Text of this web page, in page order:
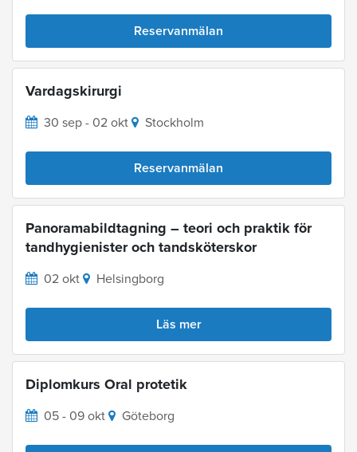
Reservanmälan
Vardagskirurgi
30 sep - 02 okt Stockholm
Reservanmälan
Panoramabildtagning – teori och praktik för
tandhygienister och tandsköterskor
02 okt Helsingborg
Läs mer
Diplomkurs Oral protetik
05 - 09 okt Göteborg